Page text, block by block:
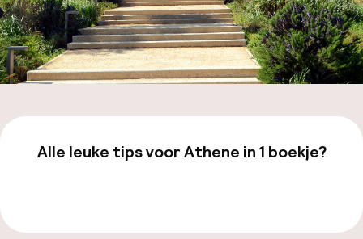
Alle leuke tips voor Athene in 1 boekje?